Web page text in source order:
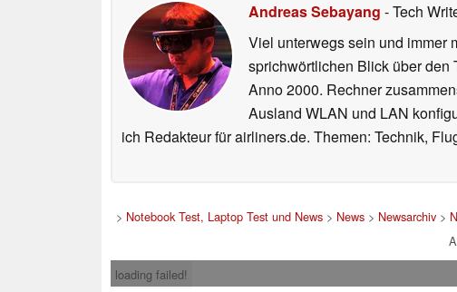
Andreas Sebayang - Tech
Viel unterwegs sein und immer
sprichwörtlichen Blick über den
Anno 2000. Rechner
Ausland WLAN und LAN
ich Redakteur für airliners.de. Themen: Technik,
> Notebook Test, Laptop Test und News> News> Newsarchiv>
loading failed!